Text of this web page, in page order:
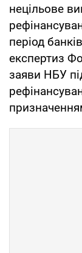
нецільове
період
експертиз
заяви НБУ